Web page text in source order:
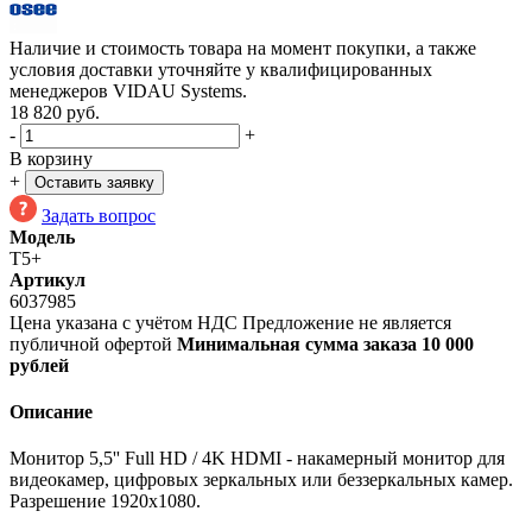
Наличие и стоимость товара на момент покупки, а также
условия доставки уточняйте у квалифицированных
менеджеров VIDAU Systems.
18 820 руб.
-
+
В корзину
+
Оставить заявку
Задать вопрос
Модель
T5+
Артикул
6037985
Цена указана с учётом НДС Предложение не является
публичной офертой Минимальная сумма заказа 10 000
рублей
Описание
Монитор 5,5'' Full HD / 4K HDMI - накамерный монитор для
видеокамер, цифровых зеркальных или беззеркальных камер.
Разрешение 1920х1080.